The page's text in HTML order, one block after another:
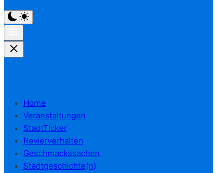
Home
Veranstaltungen
StadtTicker
Revierverhalten
Geschmackssachen
Stadtgeschichte(n)